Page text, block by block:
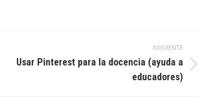
SIGUIENTE
Usar Pinterest para la docencia (ayuda a
educadores)